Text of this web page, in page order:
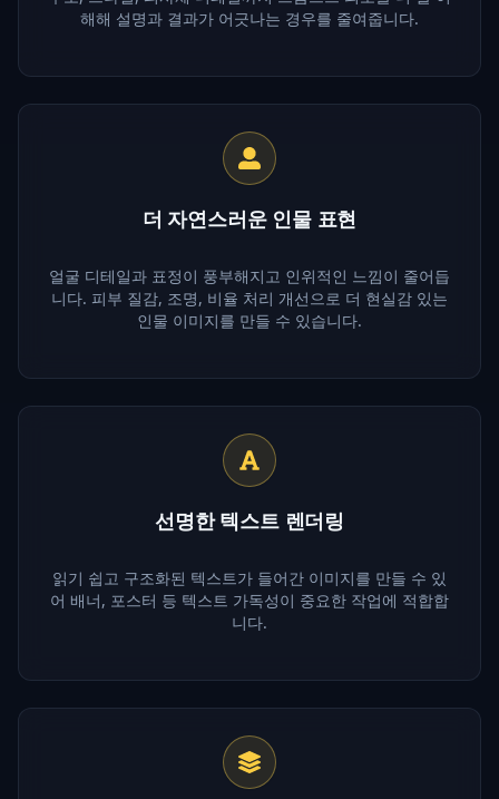
해해 설명과 결과가 어긋나는 경우를 줄여줍니다.
더 자연스러운 인물 표현
얼굴 디테일과 표정이 풍부해지고 인위적인 느낌이 줄어듭
니다. 피부 질감, 조명, 비율 처리 개선으로 더 현실감 있는
인물 이미지를 만들 수 있습니다.
선명한 텍스트 렌더링
읽기 쉽고 구조화된 텍스트가 들어간 이미지를 만들 수 있
어 배너, 포스터 등 텍스트 가독성이 중요한 작업에 적합합
니다.